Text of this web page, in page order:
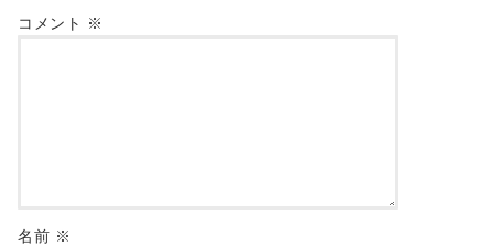
コメント ※
名前 ※